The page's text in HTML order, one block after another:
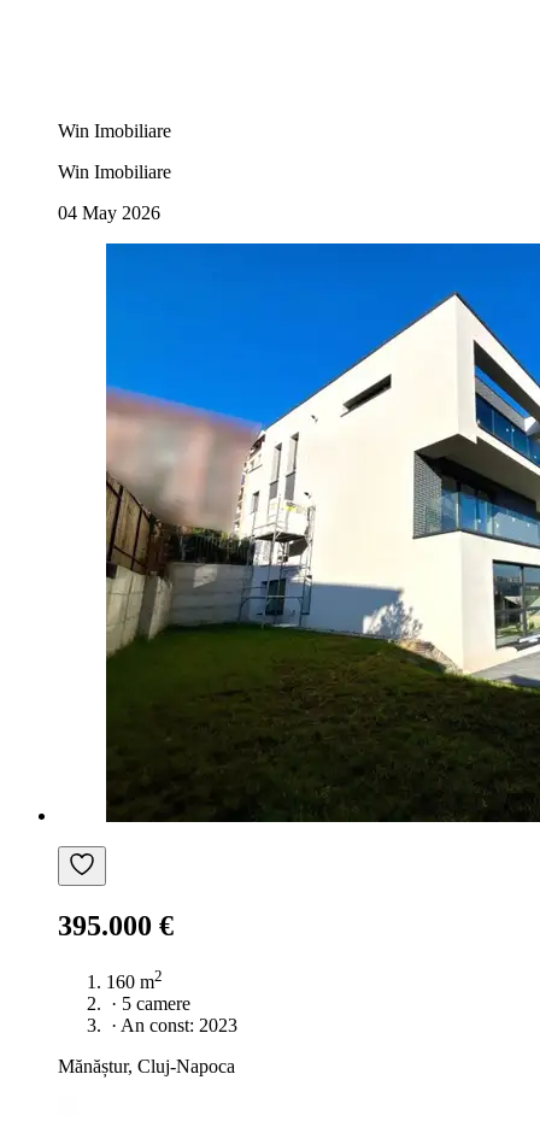
Win Imobiliare
Win Imobiliare
04 May 2026
395.000 €
160 m2
· 5 camere
· An const: 2023
Mănăștur, Cluj-Napoca